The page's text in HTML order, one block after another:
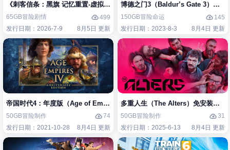
《刺客信条：黑旗 记忆重置-虚拟机版/Assassin’s Creed Black Flag
65GB冒险剧情
499
发行日期：2026-7-9
8月5日 更新
博德之门3（Baldur’s Gate 3）免安
150GB冒险命运
145
发行日期：2023-8-3
8月4日 更新
帝国时代4：年度版（Age of Empires IV: Anniversary Edition）免安装中
50GB冒险制作
74
发行日期：2021-10-28
8月4日 更新
多重人生（The Alters）免安装中文
50GB冒险制作
31
发行日期：2025-6-13
8月4日 更新